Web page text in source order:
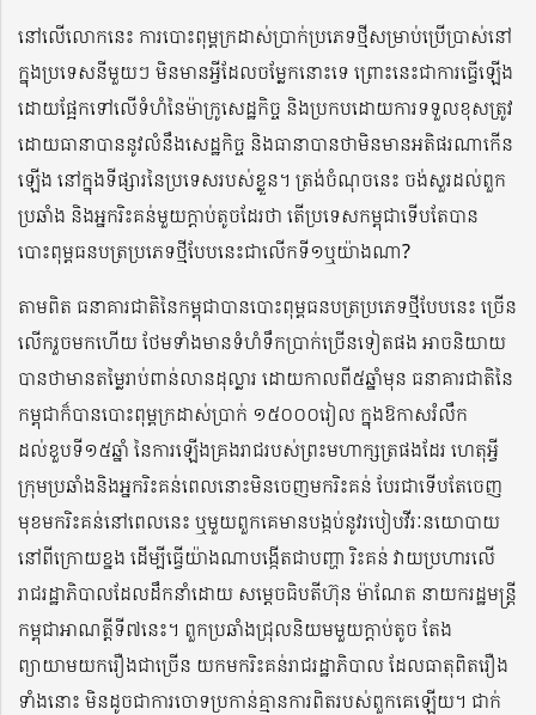
នៅលើលោកនេះ ការបោះពុម្ពក្រដាស់ប្រាក់ប្រភេទថ្មីសម្រាប់ប្រើបា្រស់នៅ
ក្នុងប្រទេសនីមួយៗ មិនមានអ្វីដែលចម្លែកនោះទេ ព្រោះនេះជាការធ្វើឡើង
ដោយផ្អែកទៅលើទំហំនៃម៉ាក្រូសេដ្ឋកិច្ច និងប្រកបដោយការទទួលខុសត្រូវ
ដោយធានាបាននូវលំនឹងសេដ្ឋកិច្ច និងធានាបានថាមិនមានអតិផរណាកើន
ឡើង នៅក្នុងទីផ្សារនៃប្រទេសរបស់ខ្លួន។ ត្រង់ចំណុចនេះ ចង់សួរដល់ពួក
ប្រឆាំង និងអ្នករិះគន់មួយក្តាប់តូចដែរថា តើប្រទេសកម្ពុជាទើបតែបាន
បោះពុម្ពធនបត្រប្រភេទថ្មីបែបនេះជាលើកទី១ឬយ៉ាងណា?
តាមពិត ធនាគារជាតិនៃកម្ពុជាបានបោះពុម្ពធនបត្រប្រភេទថ្មីបែបនេះ ច្រើន
លើករួចមកហើយ ថែមទាំងមានទំហំទឹកប្រាក់ច្រើនទៀតផង អាចនិយាយ
បានថាមានតម្លៃរាប់ពាន់លានដុល្លារ ដោយកាលពី៥ឆ្នាំមុន ធនាគារជាតិនៃ
កម្ពុជាក៏បានបោះពុម្ពក្រដាស់ប្រាក់ ១៥០០០រៀល ក្នុងឱកាសរំលឹក
ដល់ខួបទី១៥ឆ្នាំ នៃការឡើងគ្រងរាជរបស់ព្រះមហាក្សត្រផងដែរ ហេតុអ្វី
ក្រុមប្រឆាំងនិងអ្នករិះគន់ពេលនោះមិនចេញមករិះគន់ បែរជាទើបតែចេញ
មុខមករិះគន់នៅពេលនេះ ឬមួយពួកគេមានបង្កប់នូវរបៀបវីរៈនយោបាយ
នៅពីក្រោយខ្នង ដើម្បីធ្វើយ៉ាងណាបង្កើតជាបញ្ហា រិះគន់ វាយប្រហារលើ
រាជរដ្ឋាភិបាលដែលដឹកនាំដោយ សម្តេចធិបតីហ៊ុន ម៉ាណែត នាយករដ្ឋមន្ត្រី
កម្ពុជាអាណត្តីទី៧នេះ។ ពួកប្រឆាំងជ្រុលនិយមមួយក្តាប់តូច តែង
ព្យាយាមយករឿងជាច្រើន យកមករិះគន់រាជរដ្ឋាភិបាល ដែលធាតុពិតរឿង
ទាំងនោះ មិនដូចជាការចោទប្រកាន់គ្មានការពិតរបស់ពួកគេឡើយ។ ជាក់